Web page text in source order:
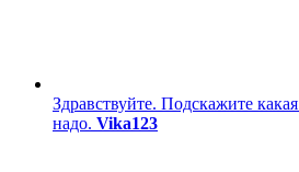
Здравствуйте. Подскажите
надо. Vika123